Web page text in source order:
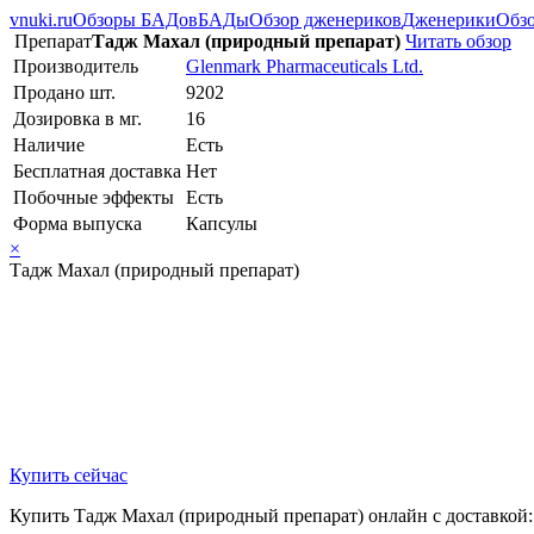
vnuki.ruОбзоры БАДовБАДыОбзор дженериковДженерики
ПрепаратТадж Махал (природный препарат) Читать обзор
Производитель
Glenmark Pharmaceuticals Ltd.
Продано шт.
9202
Дозировка в мг.
16
Наличие
Есть
Бесплатная доставка Нет
Побочные эффекты Есть
Форма выпуска
Капсулы
×
Тадж Махал (природный препарат)
Купить сейчас
Купить Тадж Махал (природный препарат) онлайн с доставкой: